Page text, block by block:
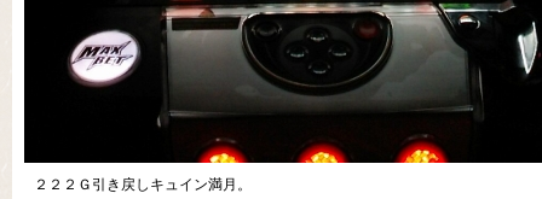
２２２Ｇ引き戻しキュイン満月。